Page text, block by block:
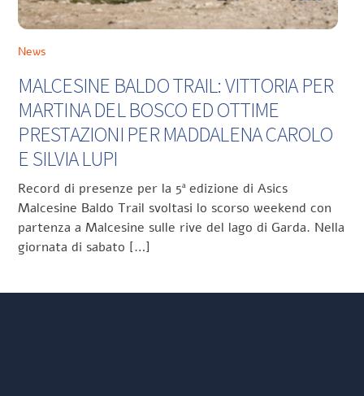
News
MALCESINE BALDO TRAIL: VITTORIA PER
MARTINA DEL BOSCO ED OTTIME
PRESTAZIONI PER MADDALENA CAROLO
E SILVIA LUPI
Record di presenze per la 5ª edizione di Asics
Malcesine Baldo Trail svoltasi lo scorso weekend con
partenza a Malcesine sulle rive del lago di Garda. Nella
giornata di sabato […]